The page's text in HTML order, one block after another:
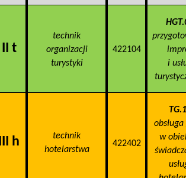
II t
technik
organizacji
turystyki
422104
i
h
technik
hotelarstwa
422402
w